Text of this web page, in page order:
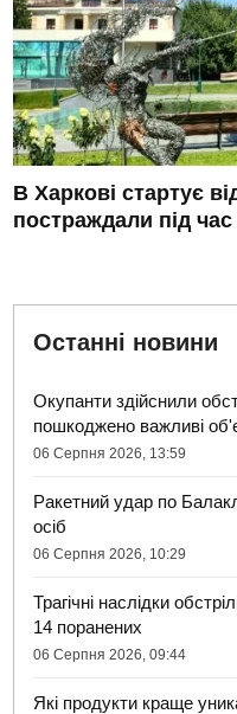
В Харкові стартує
постраждали під час
Останні новини
Окупанти здійснили
пошкоджено важливі
06 Серпня 2026, 13:59
Ракетний удар по
осіб
06 Серпня 2026, 10:29
Трагічні наслідки
14 поранених
06 Серпня 2026, 09:44
Які продукти краще